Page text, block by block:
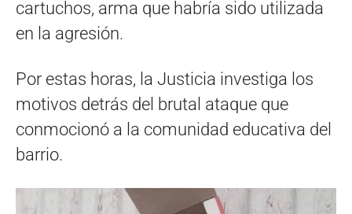
cartuchos, arma que habría sido utilizada
en la agresión.
Por estas horas, la Justicia investiga los
motivos detrás del brutal ataque que
conmocionó a la comunidad educativa del
barrio.